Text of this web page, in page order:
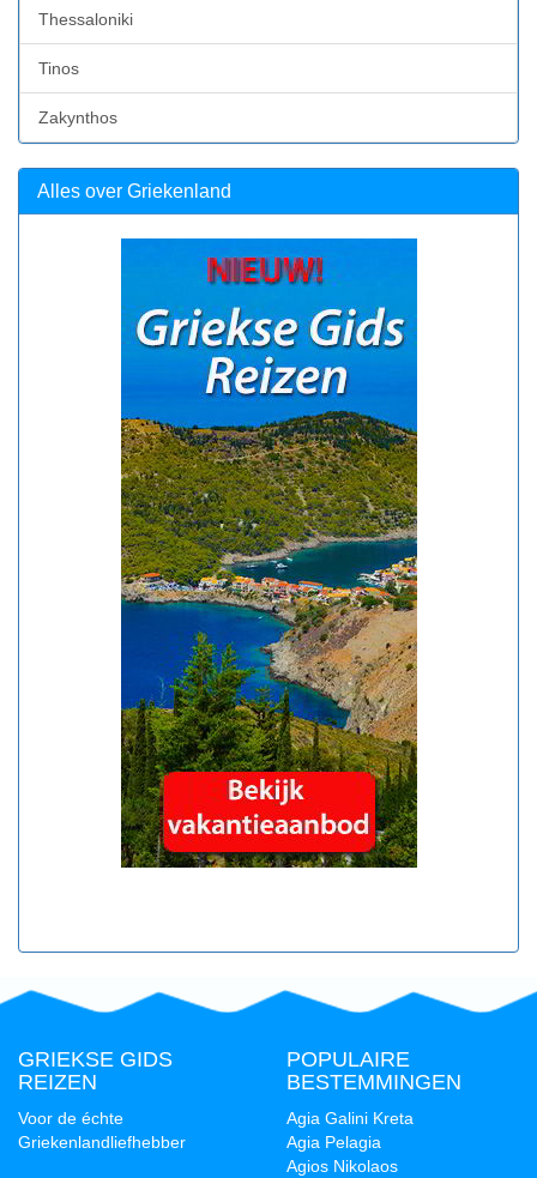
Thessaloniki
Tinos
Zakynthos
Alles over Griekenland
GRIEKSE GIDS
REIZEN
Voor de échte
Griekenlandliefhebber
POPULAIRE
BESTEMMINGEN
Agia Galini Kreta
Agia Pelagia
Agios Nikolaos